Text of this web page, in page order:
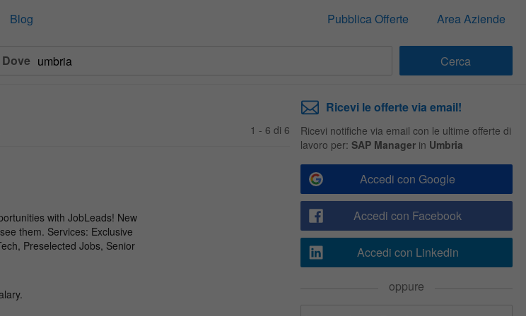
Blog Pubblica Offerte Area Aziende
Dove
1 - 6 di 6
Ricevi le offerte via email!
Ricevi notifiche via email con le ultime offerte di
lavoro per: SAP Managerin Umbria
Accedi con Google
Accedi con Facebook
Accedi con Linkedin
oppure